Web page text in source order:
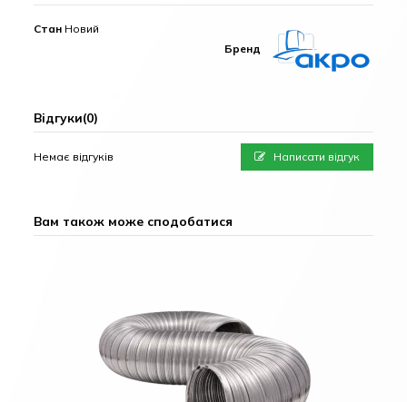
Бренд
Стан Новий
Відгуки(0)
Немає відгуків Написати відгук
Вам також може сподобатися